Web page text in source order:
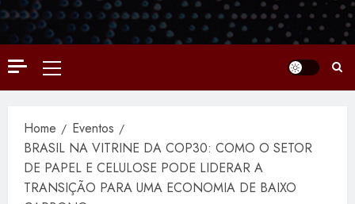
Primary
Menu
Home
Eventos
BRASIL NA VITRINE DA COP30: COMO O SETOR
DE PAPEL E CELULOSE PODE LIDERAR A
TRANSIÇÃO PARA UMA ECONOMIA DE BAIXO